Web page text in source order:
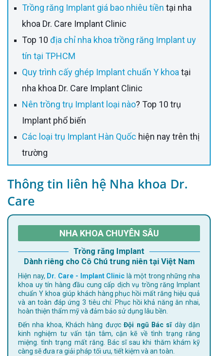
Trồng răng Implant giá bao nhiêu tiền tại nha
khoa Dr. Care Implant Clinic
Top 10 địa chỉ nha khoa trồng răng Implant uy
tín tại TPHCM
Quy trình cấy ghép Implant chuẩn Y khoatại
nha khoa Dr. Care Implant Clinic
Nên trồng trụ Implant loại nào? Top 10 trụ
Implant phổ biến
Các loại trụ Implant Hàn Quốc hiện nay trên thị
trường
Thông tin liên hệ Nha khoa Dr.
Care
NHA KHOA CHUYÊN SÂU
Trồng răng Implant
Dành riêng cho Cô Chú trung niên tại Việt Nam
Hiện nay, Dr. Care - Implant Clinic là một trong những nha
khoa uy tín hàng đầu cung cấp dịch vụ trồng răng Implant
chuẩn Y khoa giúp khách hàng phục hồi mất răng hiệu quả
và an toàn đáp ứng 3 tiêu chí: Phục hồi khả năng ăn nhai,
hoàn thiện thẩm mỹ và đảm bảo sử dụng lâu bền.
Đến nha khoa, Khách hàng đượcĐội ngũ Bác sĩdày dặn
kinh nghiệm tư vấn tận tâm, cặn kẽ về tình trạng răng
miệng. tình trạng mất răng. Bác sĩ sau khi thăm khám kỹ
càng sẽ đưa ra giải pháp tối ưu, tiết kiệm và an toàn.